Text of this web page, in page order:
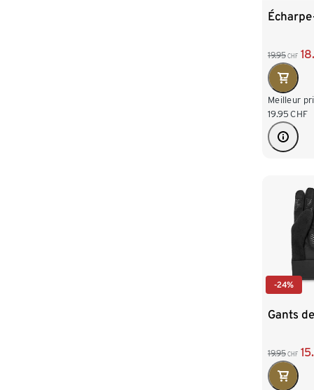
19.95 CHF
Meilleur
19.95 CHF
-24%
Gants
19.95 CHF